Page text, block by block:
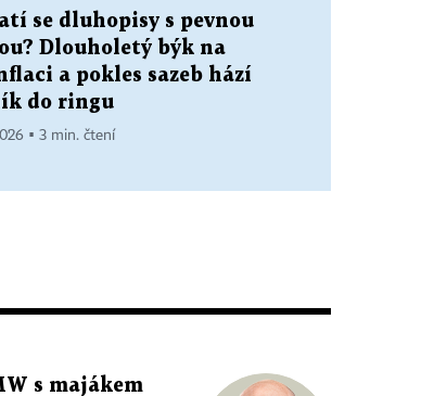
se dluhopisy s pevnou
Dlouholetý býk na
a pokles sazeb hází
do ringu
▪ 3 min. čtení
s majákem